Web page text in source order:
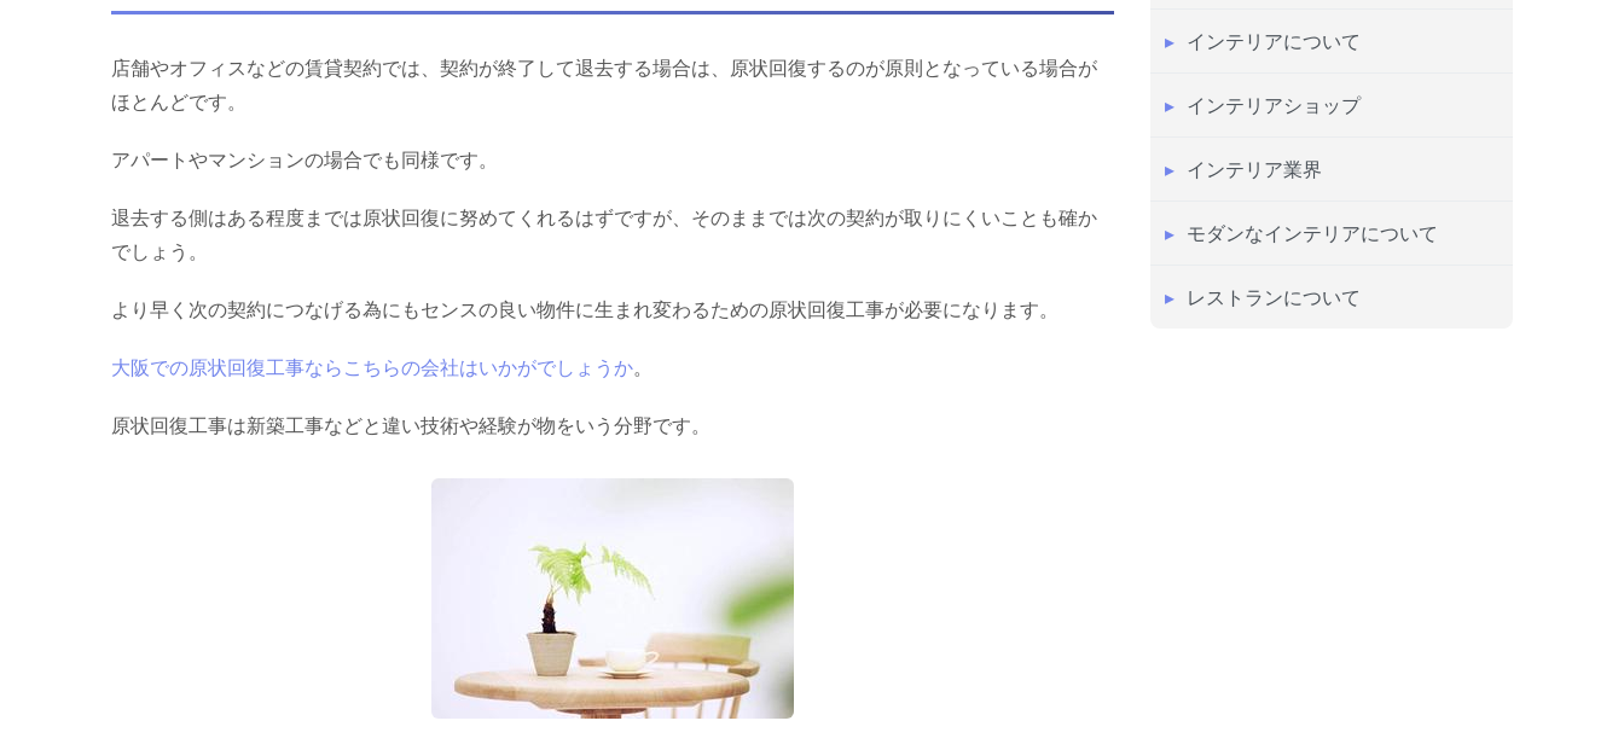
店舗やオフィスなどの賃貸契約では、契約が終了して退去する場合は、原状回復するのが原則となっている場合が
ほとんどです。
アパートやマンションの場合でも同様です。
退去する側はある程度までは原状回復に努めてくれるはずですが、そのままでは次の契約が取りにくいことも確か
でしょう。
より早く次の契約につなげる為にもセンスの良い物件に生まれ変わるための原状回復工事が必要になります。
大阪での原状回復工事ならこちらの会社はいかがでしょうか。
原状回復工事は新築工事などと違い技術や経験が物をいう分野です。
インテリアについて
インテリアショップ
インテリア業界
モダンなインテリアについて
レストランについて